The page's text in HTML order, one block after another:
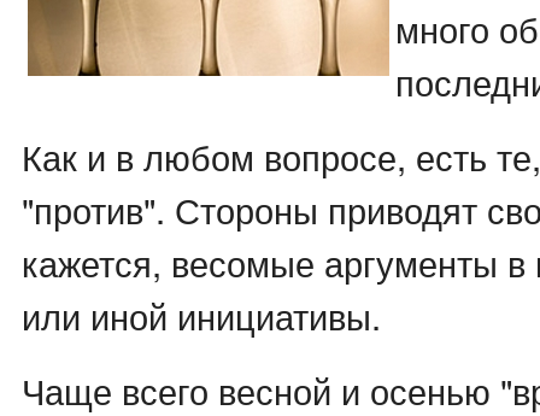
много
Как и в любом вопросе, есть
"против". Стороны приводят
кажется, весомые аргументы в
или иной инициативы.
Чаще всего весной и осенью